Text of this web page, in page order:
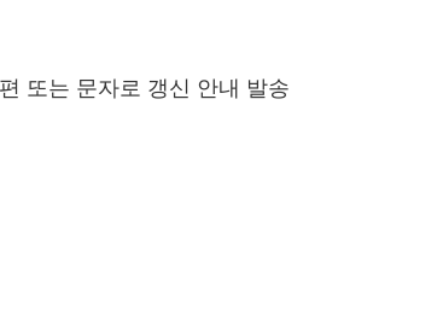
또는 문자로 갱신 안내 발송